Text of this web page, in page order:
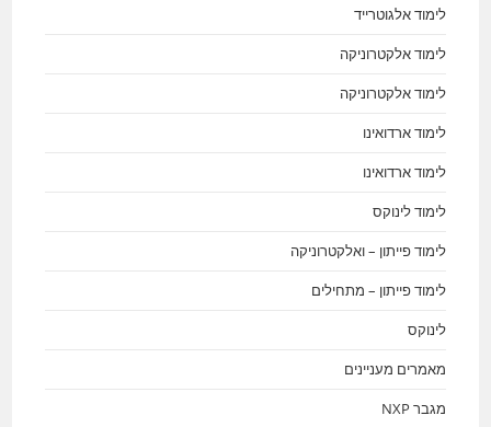
לימוד אלגוטרייד
לימוד אלקטרוניקה
לימוד אלקטרוניקה
לימוד ארדואינו
לימוד ארדואינו
לימוד לינוקס
לימוד פייתון – ואלקטרוניקה
לימוד פייתון – מתחילים
לינוקס
מאמרים מעניינים
מגבר NXP